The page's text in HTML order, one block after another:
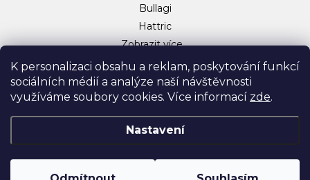
K personalizaci obsahu a reklam, poskytování funkcí
sociálních médií a analýze naší návštěvnosti
využíváme soubory cookies. Více informací zde.
Nastavení
Bullagi
Hattric
Zobrazit více…
Sociální sítě
Facebook
Instagram
TikTok